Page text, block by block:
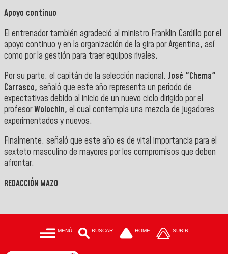
Apoyo continuo
El entrenador también agradeció al ministro Franklin Cardillo por el
apoyo continuo y en la organización de la gira por Argentina, así
como por la gestión para traer equipos rivales.
Por su parte, el capitán de la selección nacional, José "Chema"
Carrasco, señaló que este año representa un periodo de
expectativas debido al inicio de un nuevo ciclo dirigido por el
profesorWolochin, el cual contempla una mezcla de jugadores
experimentados y nuevos.
Finalmente, señaló que este año es de vital importancia para el
sexteto masculino de mayores por los compromisos que deben
afrontar.
REDACCIÓN MAZO
MENÚ BUSCAR HOME SUBIR